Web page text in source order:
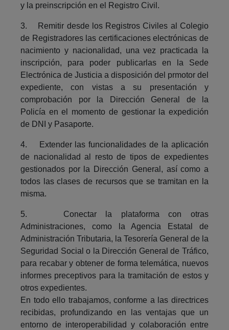
y la preinscripción en el Registro Civil.
3. Remitir desde los Registros Civiles al Colegio
de Registradores las certificaciones electrónicas de
nacimiento y nacionalidad, una vez practicada la
inscripción, para poder publicarlas en la Sede
Electrónica de Justicia a disposición del prmotor del
expediente, con vistas a su presentación y
comprobación por la Dirección General de la
Policía en el momento de gestionar la expedición
de DNI y Pasaporte.
4. Extender las funcionalidades de la aplicación
de nacionalidad al resto de tipos de expedientes
gestionados por la Dirección General, así como a
todos las clases de recursos que se tramitan en la
misma.
5. Conectar la plataforma con otras
Administraciones, como la Agencia Estatal de
Administración Tributaria, la Tesorería General de la
Seguridad Social o la Dirección General de Tráfico,
para recabar y obtener de forma telemática, nuevos
informes preceptivos para la tramitación de estos y
otros expedientes.
En todo ello trabajamos, conforme a las directrices
recibidas, profundizando en las ventajas que un
entorno de interoperabilidad y colaboración entre